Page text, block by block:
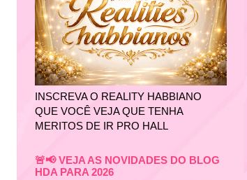
INSCREVA O REALITY HABBIANO
QUE VOCÊ VEJA QUE TENHA
MERITOS DE IR PRO HALL
🚨📢 VEJA AS NOVIDADES DO BLOG
HDA PARA 2026